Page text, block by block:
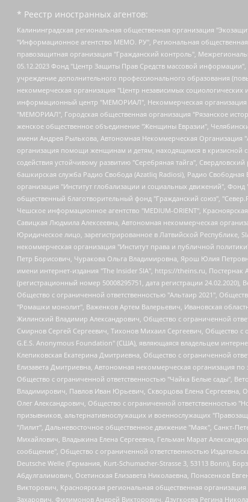
* Реестр иностранных агентов:
Калининградская региональная общественная организация "Экозащита!-Женсовет", Фонд содействия защите прав и свобод граждан "Общественный вердикт", Фонд "Институт Развития Свободы Информации", Частное учреждение "Информационное агентство МЕМО. РУ", Региональная общественная организация "Общественная комиссия по сохранению наследия академика Сахарова", Фонд поддержки свободы прессы, Санкт-Петербургская общественная правозащитная организация "Гражданский контроль", Межрегиональная общественная организация "Информационно-просветительский центр "Мемориал", Региональный Фонд "Центр Защиты Прав Средств Массовой Информации", с 05.12.2023 Фонд "Центр Защиты Прав Средств массовой информации", Региональная общественная благотворительная организация помощи беженцам и мигрантам "Гражданское содействие", Негосударственное образовательное учреждение дополнительного профессионального образования (повышение квалификации) специалистов "АКАДЕМИЯ ПО ПРАВАМ ЧЕЛОВЕКА", Свердловская региональная общественная организация "Сутяжник", Автономная некоммерческая организация "Центр независимых социологических исследований", Союз общественных объединений "Российский исследовательский центр по правам человека", Региональное общественное учреждение научно-информационный центр "МЕМОРИАЛ", Некоммерческая организация "Фонд защиты гласности", Автономная некоммерческая организация "Институт прав человека", Городская общественная организация "Екатеринбургское общество "МЕМОРИАЛ", Городская общественная организация "Рязанское историко-просветительское и правозащитное общество "Мемориал" (Рязанский Мемориал), Челябинский региональный орган общественной самодеятельности – женское общественное объединение "Женщины Евразии", Челябинский региональный орган общественной самодеятельности "Уральская правозащитная группа", Фонд содействия защите здоровья и социальной справедливости имени Андрея Рылькова, Автономная Некоммерческая Организация "Аналитический Центр Юрия Левады", Автономная некоммерческая организация социальной поддержки населения "Проект Апрель", Региональная общественная организация помощи женщинам и детям, находящимся в кризисной ситуации "Информационно-методический центр "Анна", Фонд содействия развитию массовых коммуникаций и правовому просвещению "Так-так-Так", Фонд содействия устойчивому развитию "Серебряная тайга", Свердловский региональный общественный фонд социальных проектов "Новое время", "Idel.Реалии", Кавказ.Реалии, Крым.Реалии, Телеканал Настоящее Время, Татаро-башкирская служба Радио Свобода (Azatliq Radiosi), Радио Свободная Европа/Радио Свобода (PCE/PC), "Сибирь.Реалии", "Фактограф", Благотворительный фонд помощи осужденным и их семьям, Автономная некоммерческая организация "Институт глобализации и социальных движений", Фонд "В защиту прав заключенных", Частное учреждение "Центр поддержки и содействия развитию средств массовой информации", Пензенский региональный общественный благотворительный фонд "Гражданский